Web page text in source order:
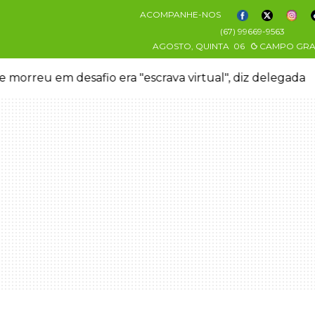
ACOMPANHE-NOS
(67) 99669-9563
AGOSTO, QUINTA 06 CAMPO
morreu em desafio era "escrava virtual", diz delegada